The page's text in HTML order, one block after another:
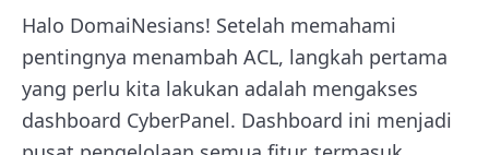
Halo DomaiNesians! Setelah memahami
pentingnya menambah ACL, langkah pertama
yang perlu kita lakukan adalah mengakses
dashboard CyberPanel. Dashboard ini menjadi